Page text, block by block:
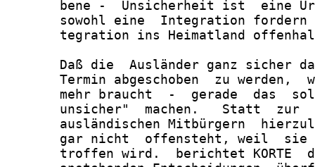
bene -  Unsicherheit ist  eine
sowohl eine  Integration
tegration ins Heimatland
Daß die  Ausländer ganz sicher
Termin abgeschoben  zu werden,
mehr braucht  -  gerade  das
unsicher"  machen.   Statt  zur
ausländischen Mitbürgern
gar nicht  offensteht, weil
troffen wird.  berichtet KORTE